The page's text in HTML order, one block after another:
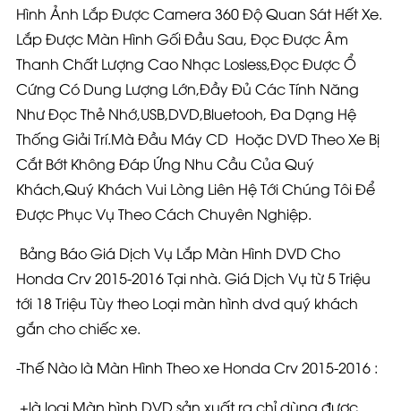
Hình Ảnh Lắp Được Camera 360 Độ Quan Sát Hết Xe.
Lắp Được Màn Hình Gối Đầu Sau, Đọc Được Âm
Thanh Chất Lượng Cao Nhạc Losless,Đọc Được Ổ
Cứng Có Dung Lượng Lớn,Đầy Đủ Các Tính Năng
Như Đọc Thẻ Nhớ,USB,DVD,Bluetooh, Đa Dạng Hệ
Thống Giải Trí.Mà Đầu Máy CD Hoặc DVD Theo Xe Bị
Cắt Bớt Không Đáp Ứng Nhu Cầu Của Quý
Khách,Quý Khách Vui Lòng Liên Hệ Tới Chúng Tôi Để
Được Phục Vụ Theo Cách Chuyên Nghiệp.
Bảng Báo Giá Dịch Vụ Lắp Màn Hình DVD Cho
Honda Crv 2015-2016 Tại nhà. Giá Dịch Vụ từ 5 Triệu
tới 18 Triệu Tùy theo Loại màn hình dvd quý khách
gắn cho chiếc xe.
-Thế Nào là Màn Hình Theo xe Honda Crv 2015-2016 :
+là loại Màn hình DVD sản xuất ra chỉ dùng được